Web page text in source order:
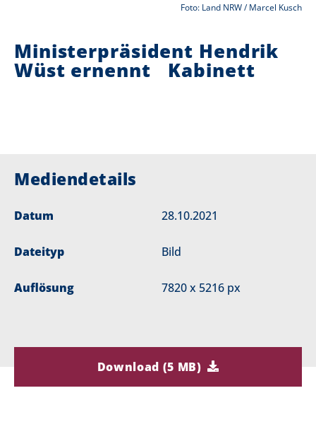
e
r
Foto: Land NRW / Marcel Kusch
Ministerpräsident Hendrik
Wüst ernennt Kabinett
Mediendetails
Datum 28.10.2021
Dateityp Bild
Auflösung 7820 x 5216 px
Download (5 MB)